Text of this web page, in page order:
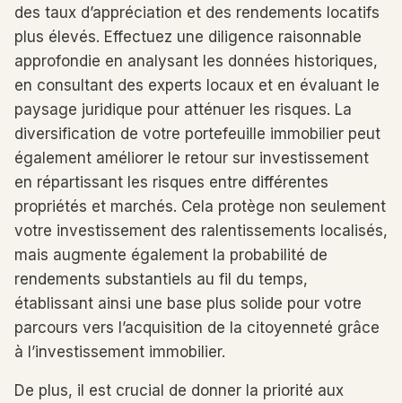
des taux d’appréciation et des rendements locatifs
plus élevés. Effectuez une diligence raisonnable
approfondie en analysant les données historiques,
en consultant des experts locaux et en évaluant le
paysage juridique pour atténuer les risques. La
diversification de votre portefeuille immobilier peut
également améliorer le retour sur investissement
en répartissant les risques entre différentes
propriétés et marchés. Cela protège non seulement
votre investissement des ralentissements localisés,
mais augmente également la probabilité de
rendements substantiels au fil du temps,
établissant ainsi une base plus solide pour votre
parcours vers l’acquisition de la citoyenneté grâce
à l’investissement immobilier.
De plus, il est crucial de donner la priorité aux